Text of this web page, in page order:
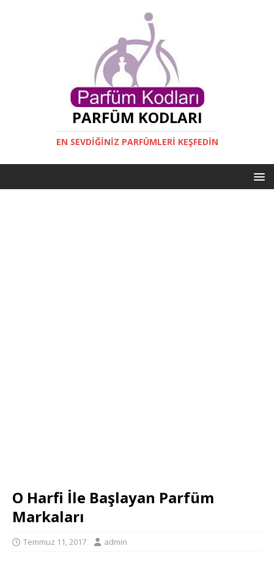
PARFÜM KODLARI
EN SEVDIĞINIZ PARFÜMLERI KEŞFEDIN
O Harfi İle Başlayan Parfüm
Markaları
Temmuz 11, 2017 admin